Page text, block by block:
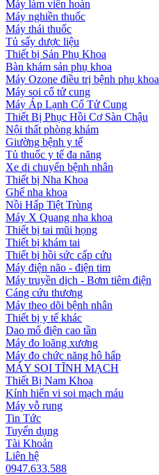
Máy làm viên hoàn
Máy nghiền thuốc
Máy thái thuốc
Tủ sấy dược liệu
Thiết bị Sản Phụ Khoa
Bàn khám sản phụ khoa
Máy Ozone điều trị bệnh phụ khoa
Máy soi cổ tử cung
Máy Áp Lạnh Cổ Tử Cung
Thiết Bị Phục Hồi Cơ Sàn Chậu
Nội thất phòng khám
Giường bệnh y tế
Tủ thuốc y tế đa năng
Xe di chuyển bệnh nhân
Thiết bị Nha Khoa
Ghế nha khoa
Nồi Hấp Tiệt Trùng
Máy X Quang nha khoa
Thiết bị tai mũi họng
Thiết bị khám tai
Thiết bị hồi sức cấp cứu
Máy điện não - điện tim
Máy truyền dịch - Bơm tiêm điện
Cáng cứu thương
Máy theo dõi bệnh nhân
Thiết bị y tế khác
Dao mổ điện cao tần
Máy đo loãng xương
Máy đo chức năng hô hấp
MÁY SOI TĨNH MẠCH
Thiết Bị Nam Khoa
Kính hiển vi soi mạch máu
Máy vỗ rung
Tin Tức
Tuyển dụng
Tài Khoản
Liên hệ
0947.633.588